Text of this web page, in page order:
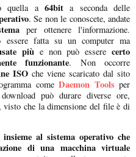
quella a64bita seconda delle
. Se non le conoscete, andate
per ottenere l'informazione.
essere fatta su un computer ma
piùe non può esserecerto
funzionante. Non occorre
ISO che viene scaricato dal sito
come Daemon Toolsper
può durare diverse ore,
visto che la dimensione del file è di
insieme al sistema operativo che
di una macchina virtuale